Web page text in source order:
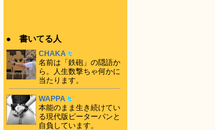
● 書いてる人
CHAKA
名前は「鉄砲」の隠語か
ら。人生数撃ちゃ何かに
当たります。
WAPPA
本能のまま生き続けてい
る現代版ピーターパンと
自負しています。